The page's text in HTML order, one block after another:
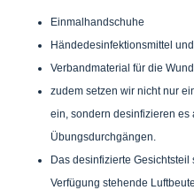
Einmalhandschuhe
Händedesinfektionsmittel
Verbandmaterial für die
zudem setzen wir nicht nur
ein, sondern desinfizieren es
Übungsdurchgängen.
Das desinfizierte
Verfügung stehende